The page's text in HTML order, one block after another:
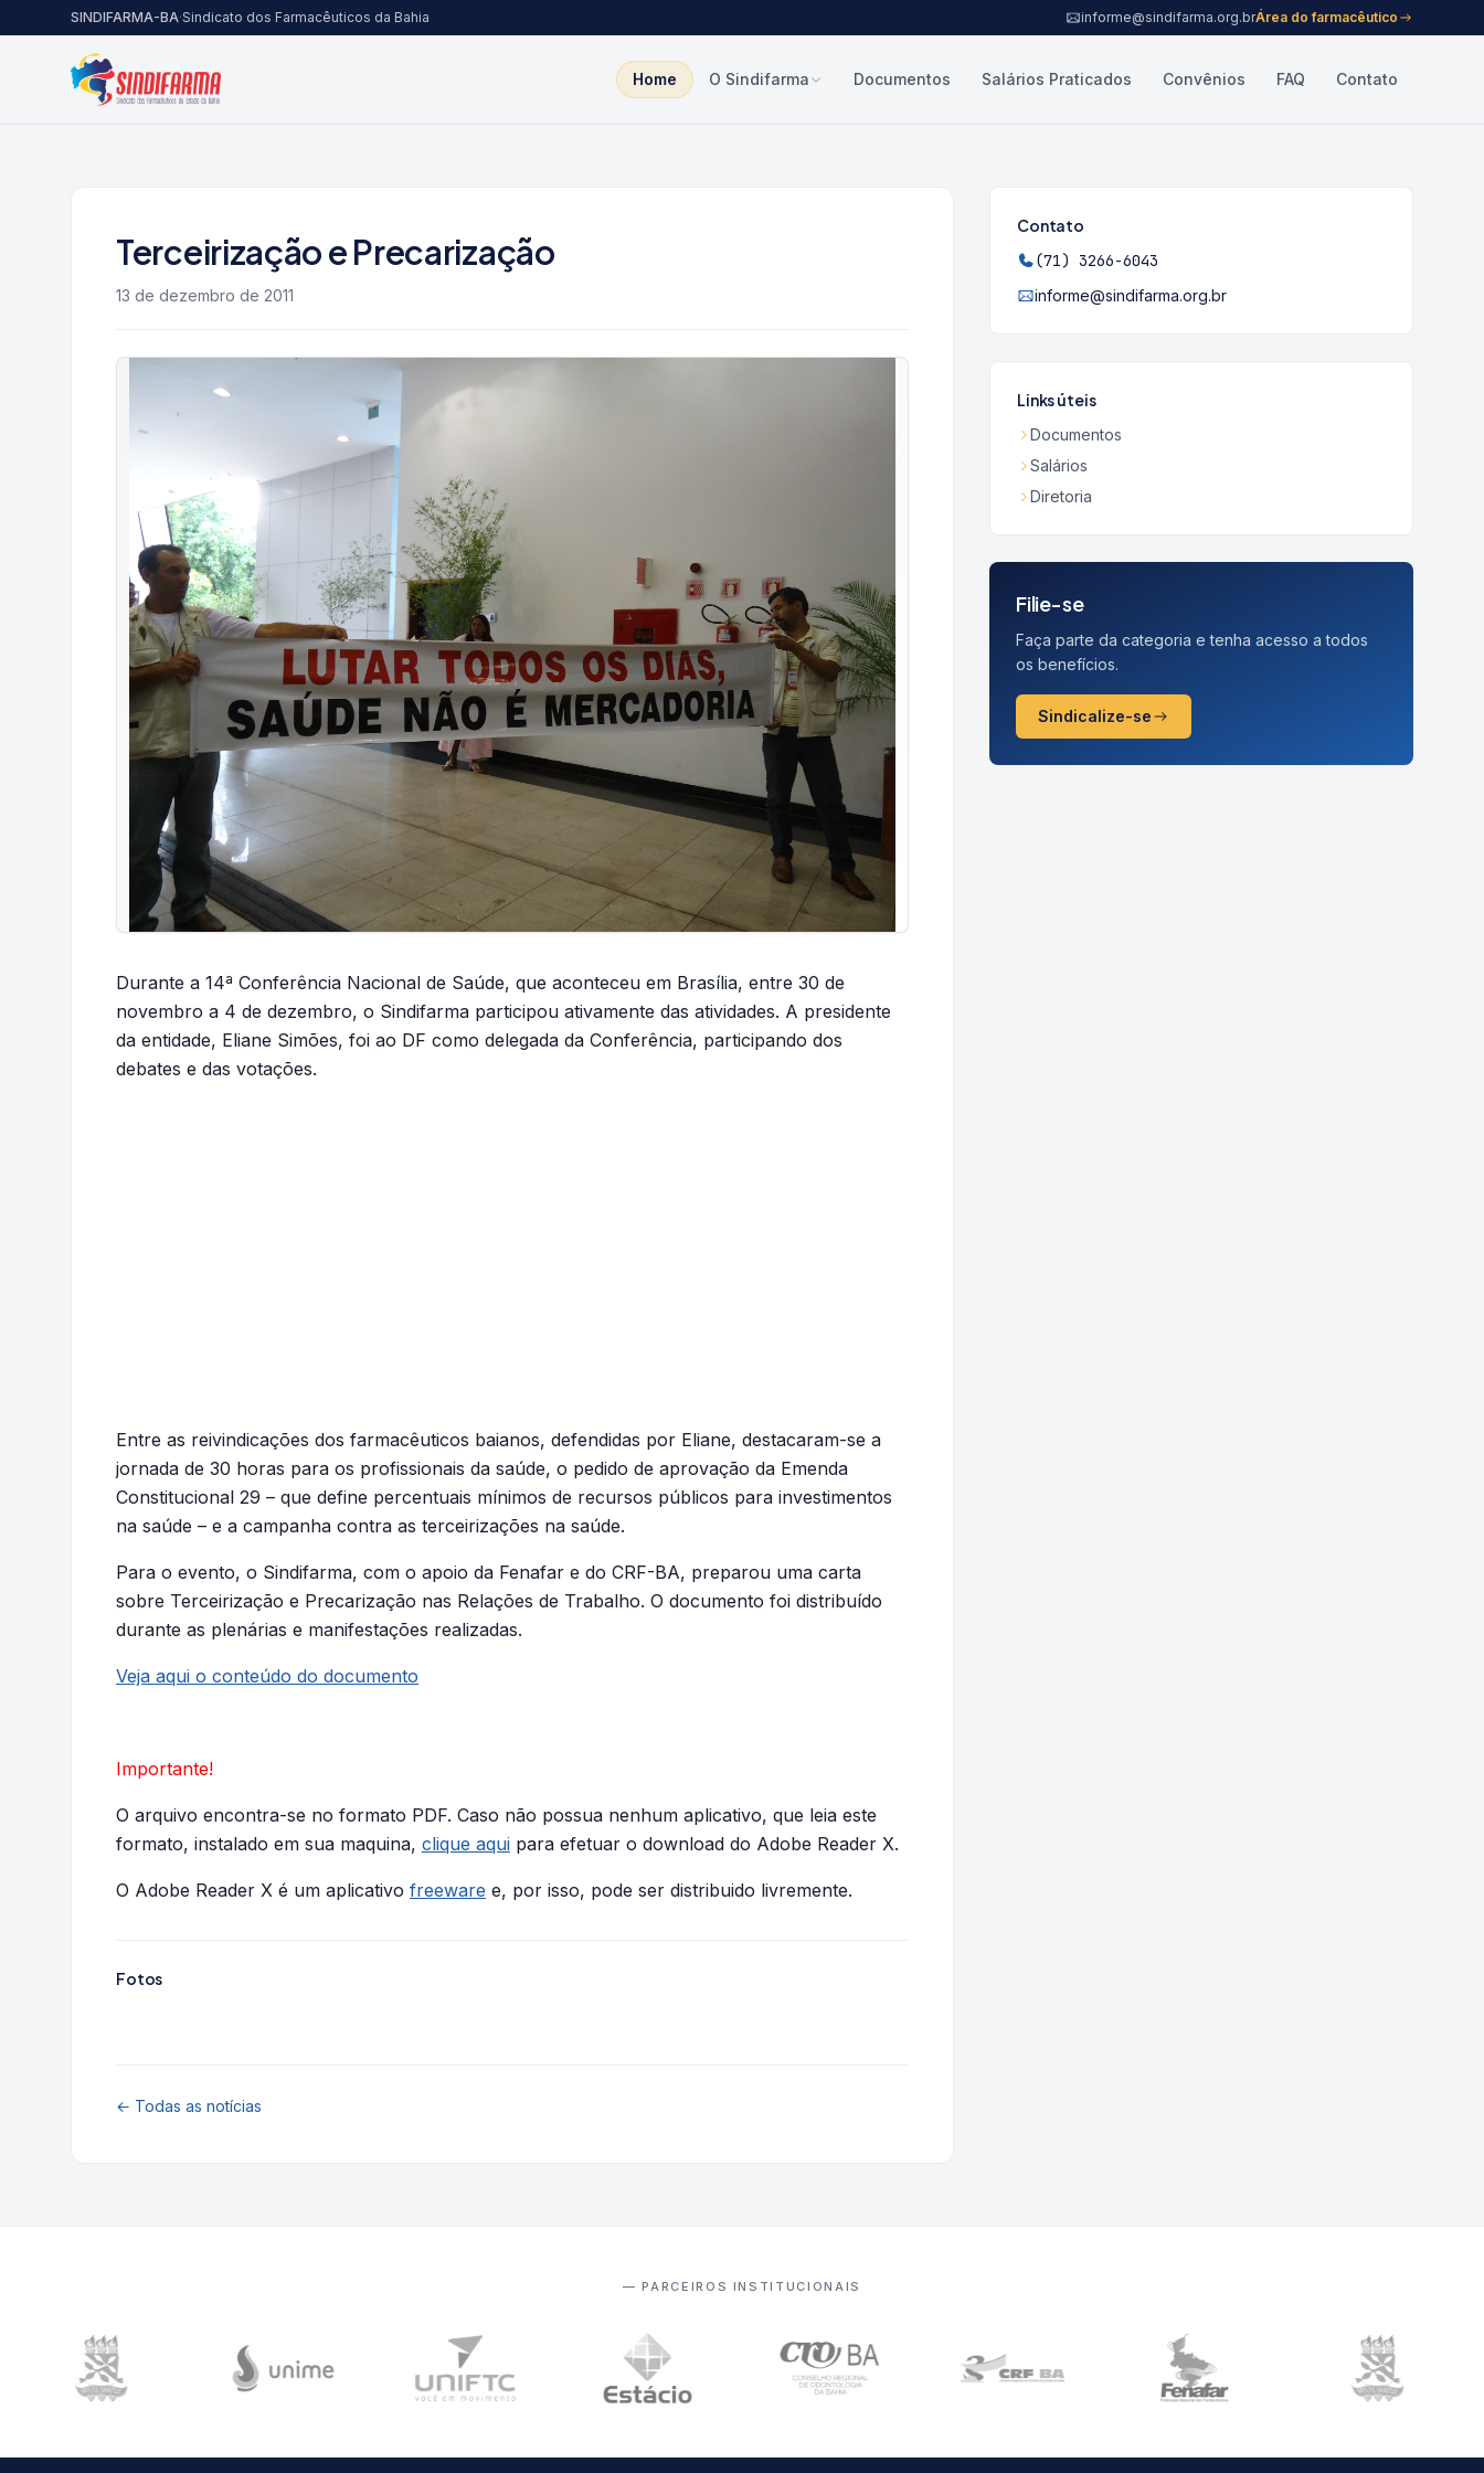
Pular para o conteúdo
SINDIFARMA-BA·Sindicato dos Farmacêuticos da Bahia informe@sindifarma.org.brÁrea do farmacêutico
Home O Sindifarma Documentos Salários Praticados Convênios FAQ Contato
Terceirização e Precarização
13 de dezembro de 2011
Durante a 14ª Conferência Nacional de Saúde, que aconteceu em Brasília, entre 30 de
novembro a 4 de dezembro, o Sindifarma participou ativamente das atividades. A presidente
da entidade, Eliane Simões, foi ao DF como delegada da Conferência, participando dos
debates e das votações.
Entre as reivindicações dos farmacêuticos baianos, defendidas por Eliane, destacaram-se a
jornada de 30 horas para os profissionais da saúde, o pedido de aprovação da Emenda
Constitucional 29 – que define percentuais mínimos de recursos públicos para investimentos
na saúde – e a campanha contra as terceirizações na saúde.
Para o evento, o Sindifarma, com o apoio da Fenafar e do CRF-BA, preparou uma carta
sobre Terceirização e Precarização nas Relações de Trabalho. O documento foi distribuído
durante as plenárias e manifestações realizadas.
Veja aqui o conteúdo do documento
Importante!
O arquivo encontra-se no formato PDF. Caso não possua nenhum aplicativo, que leia este
formato, instalado em sua maquina, clique aqui para efetuar o download do Adobe Reader X.
O Adobe Reader X é um aplicativo freeware e, por isso, pode ser distribuido livremente.
Fotos
← Todas as notícias
Contato
(71) 3266-6043
informe@sindifarma.org.br
Links úteis
Documentos
Salários
Diretoria
Filie-se
Faça parte da categoria e tenha acesso a todos
os benefícios.
Sindicalize-se
— PARCEIROS INSTITUCIONAIS